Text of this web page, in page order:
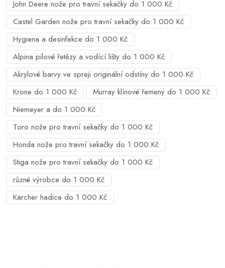
John Deere nože pro travní sekačky do 1 000 Kč
Castel Garden nože pro travní sekačky do 1 000 Kč
Hygiena a desinfekce do 1 000 Kč
Alpina pilové řetězy a vodící lišty do 1 000 Kč
Akrylové barvy ve spreji originální odstíny do 1 000 Kč
Krone do 1 000 Kč
Murray klínové řemeny do 1 000 Kč
Niemeyer a do 1 000 Kč
Toro nože pro travní sekačky do 1 000 Kč
Honda nože pro travní sekačky do 1 000 Kč
Stiga nože pro travní sekačky do 1 000 Kč
různé výrobce do 1 000 Kč
Kärcher hadice do 1 000 Kč